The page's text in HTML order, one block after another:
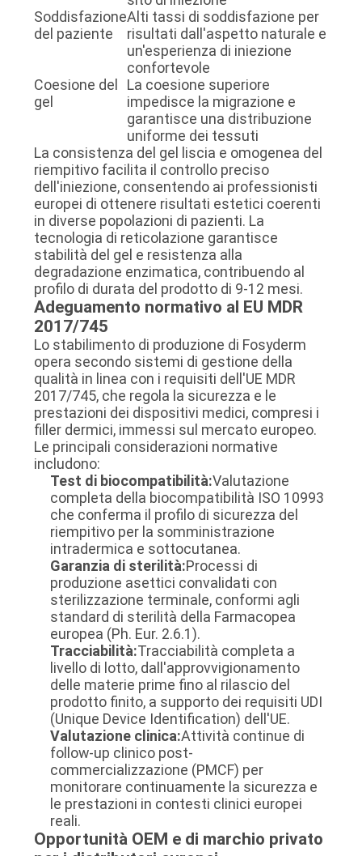
Soddisfazione
del paziente
Alti tassi di soddisfazione per
risultati dall'aspetto naturale e
un'esperienza di iniezione
confortevole
Coesione del
gel
La coesione superiore
impedisce la migrazione e
garantisce una distribuzione
uniforme dei tessuti
La consistenza del gel liscia e omogenea del
riempitivo facilita il controllo preciso
dell'iniezione, consentendo ai professionisti
europei di ottenere risultati estetici coerenti
in diverse popolazioni di pazienti. La
tecnologia di reticolazione garantisce
stabilità del gel e resistenza alla
degradazione enzimatica, contribuendo al
profilo di durata del prodotto di 9-12 mesi.
Adeguamento normativo al EU MDR
2017/745
Lo stabilimento di produzione di Fosyderm
opera secondo sistemi di gestione della
qualità in linea con i requisiti dell'UE MDR
2017/745, che regola la sicurezza e le
prestazioni dei dispositivi medici, compresi i
filler dermici, immessi sul mercato europeo.
Le principali considerazioni normative
includono:
Test di biocompatibilità:Valutazione
completa della biocompatibilità ISO 10993
che conferma il profilo di sicurezza del
riempitivo per la somministrazione
intradermica e sottocutanea.
Garanzia di sterilità:Processi di
produzione asettici convalidati con
sterilizzazione terminale, conformi agli
standard di sterilità della Farmacopea
europea (Ph. Eur. 2.6.1).
Tracciabilità:Tracciabilità completa a
livello di lotto, dall'approvvigionamento
delle materie prime fino al rilascio del
prodotto finito, a supporto dei requisiti UDI
(Unique Device Identification) dell'UE.
Valutazione clinica:Attività continue di
follow-up clinico post-
commercializzazione (PMCF) per
monitorare continuamente la sicurezza e
le prestazioni in contesti clinici europei
reali.
Opportunità OEM e di marchio privato